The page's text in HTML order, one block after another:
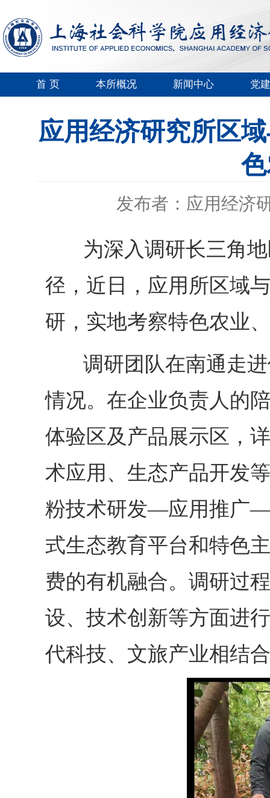
首 页 本所概况 新闻中心 党
应用经济研究所区
发布者：应用经济
为深入调研长三角
径，近日，应用所区域
研，实地考察特色农业、
调研团队在南通走
情况。在企业负责人的
体验区及产品展示区，
术应用、生态产品开发
粉技术研发—应用推广—
式生态教育平台和特色
费的有机融合。调研过
设、技术创新等方面进
代科技、文旅产业相结